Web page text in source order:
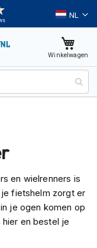
Taal
Winkelwagen
en wielrenners is
fietshelm zorgt er
je ogen komen op
en bestel je